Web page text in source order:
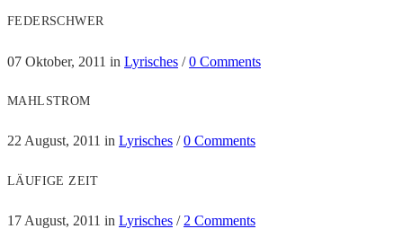
FEDERSCHWER
07 Oktober, 2011 in Lyrisches /0 Comments
MAHLSTROM
22 August, 2011 in Lyrisches /0 Comments
LÄUFIGE ZEIT
17 August, 2011 in Lyrisches / 2 Comments